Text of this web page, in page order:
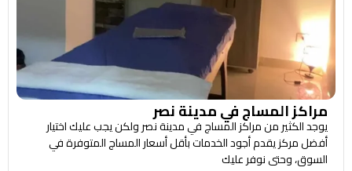
مراكز المساج في مدينة نصر
يوجد الكثير من مراكز المساج في مدينة نصر ولكن يجب عليك اختيار
أفضل مركز يقدم أجود الخدمات بأقل أسعار المساج المتوفرة في
السوق، وحتى نوفر عليك